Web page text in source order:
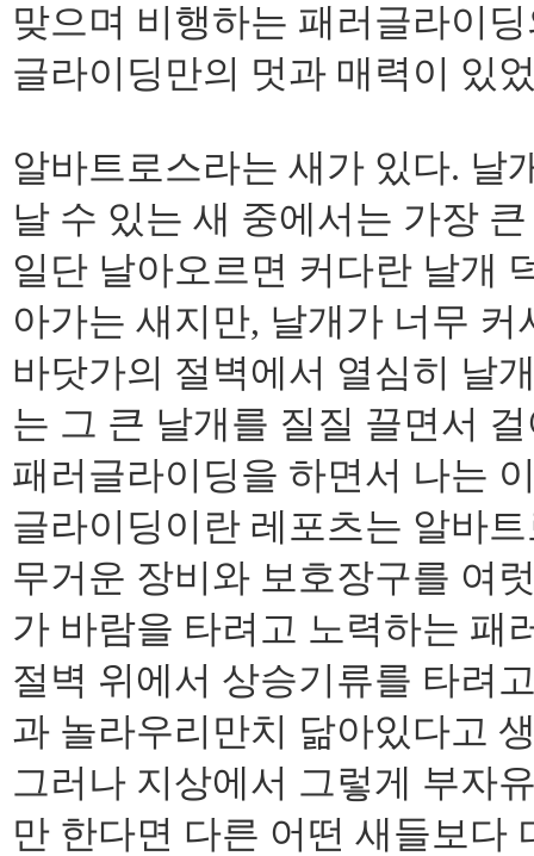
맞으며 비행하는 패러글라이
글라이딩만의 멋과 매력이 있
알바트로스라는 새가 있다. 날
날 수 있는 새 중에서는 가장
일단 날아오르면 커다란 날개
아가는 새지만, 날개가 너무 커
바닷가의 절벽에서 열심히 날
는 그 큰 날개를 질질 끌면서
패러글라이딩을 하면서 나는
글라이딩이란 레포츠는 알바
무거운 장비와 보호장구를 여
가 바람을 타려고 노력하는 패
절벽 위에서 상승기류를 타려
과 놀라우리만치 닮아있다고
그러나 지상에서 그렇게 부자
만 한다면 다른 어떤 새들보다